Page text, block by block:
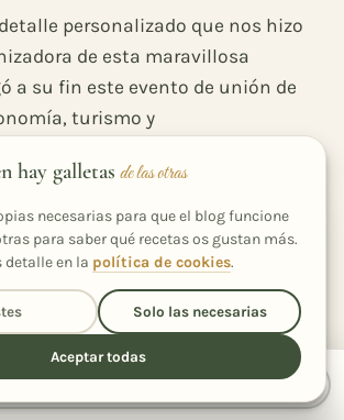
hay galletas de las otras
necesarias para que el blog funcione
para saber qué recetas os gustan más.
detalle en la política de cookies.
Aceptar todas
Solo las necesarias
personalizado que nos hizo
de esta maravillosa
a su fin este evento de unión de
turismo y
por muchos años más !
Compartir